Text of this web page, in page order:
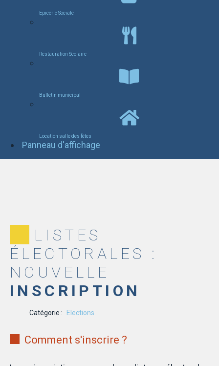
Epicerie Sociale
Restauration Scolaire
Bulletin municipal
Location salle des fêtes
Panneau d'affichage
LISTES
ÉLECTORALES :
NOUVELLE
INSCRIPTION
Catégorie : Elections
Comment s'inscrire ?